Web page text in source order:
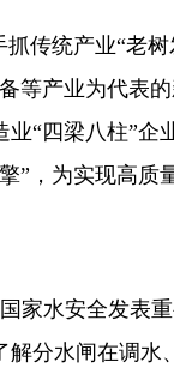
统产业“老树
等产业为代表
“四梁八柱”
，为实现高质
水安全发表重
分水闸在调